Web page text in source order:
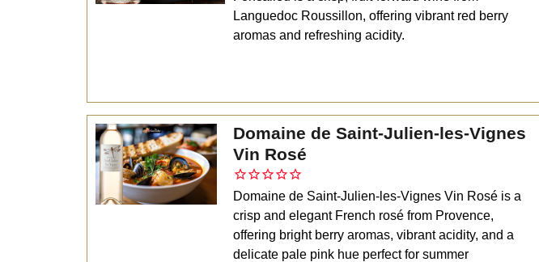
Languedoc Roussillon, offering vibrant red berry
aromas and refreshing acidity.
Domaine de Saint-Julien-les-Vignes
Vin Rosé
Domaine de Saint-Julien-les-Vignes Vin Rosé is a
crisp and elegant French rosé from Provence,
offering bright berry aromas, vibrant acidity, and a
delicate pale pink hue perfect for summer